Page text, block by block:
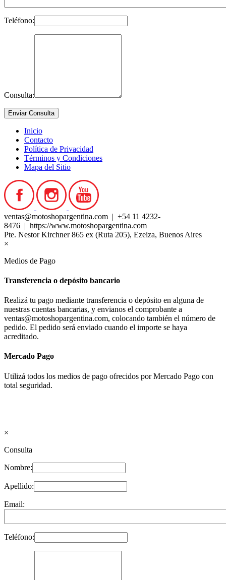
Teléfono:
Consulta:
Inicio
Contacto
Política de Privacidad
Términos y Condiciones
Mapa del Sitio
ventas@motoshopargentina.com | +54 11 4232-
8476 | https://www.motoshopargentina.com
Pte. Nestor Kirchner 865 ex (Ruta 205), Ezeiza, Buenos Aires
×
Medios de Pago
Transferencia o depósito bancario
Realizá tu pago mediante transferencia o depósito en alguna de
nuestras cuentas bancarias, y envianos el comprobante a
ventas@motoshopargentina.com, colocando también el número de
pedido. El pedido será enviado cuando el importe se haya
acreditado.
Mercado Pago
Utilizá todos los medios de pago ofrecidos por Mercado Pago con
total seguridad.
×
Consulta
Nombre:
Apellido:
Email:
Teléfono: